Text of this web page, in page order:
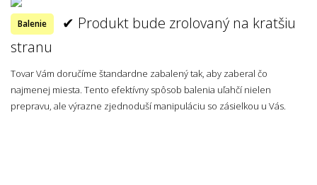
Balenie
✔ Produkt bude zrolovaný na kratšiu
stranu
Tovar Vám doručíme štandardne zabalený tak, aby zaberal čo
najmenej miesta. Tento efektívny spôsob balenia uľahčí nielen
prepravu, ale výrazne zjednoduší manipuláciu so zásielkou u Vás.